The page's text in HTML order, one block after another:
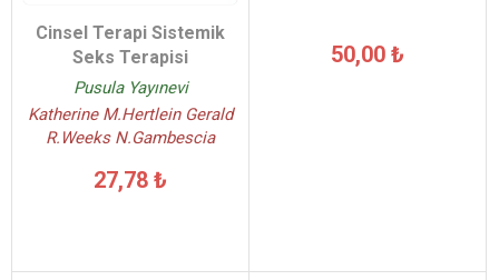
Cinsel Terapi Sistemik
Seks Terapisi
Pusula Yayınevi
Katherine M.Hertlein Gerald
R.Weeks N.Gambescia
27,78 ₺
50,00 ₺